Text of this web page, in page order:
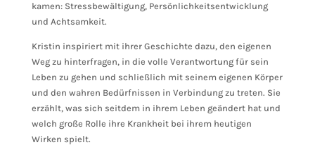
kamen: Stressbewältigung, Persönlichkeitsentwicklung
und Achtsamkeit.
Kristin inspiriert mit ihrer Geschichte dazu, den eigenen
Weg zu hinterfragen, in die volle Verantwortung für sein
Leben zu gehen und schließlich mit seinem eigenen Körper
und den wahren Bedürfnissen in Verbindung zu treten. Sie
erzählt, was sich seitdem in ihrem Leben geändert hat und
welch große Rolle ihre Krankheit bei ihrem heutigen
Wirken spielt.